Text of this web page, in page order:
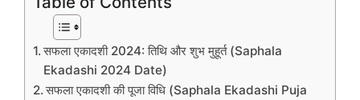
सफला एकादशी 2024: तिथि और शुभ मुहूर्त (Saphala
Ekadashi 2024 Date)
सफला एकादशी की पूजा विधि (Saphala Ekadashi Puja